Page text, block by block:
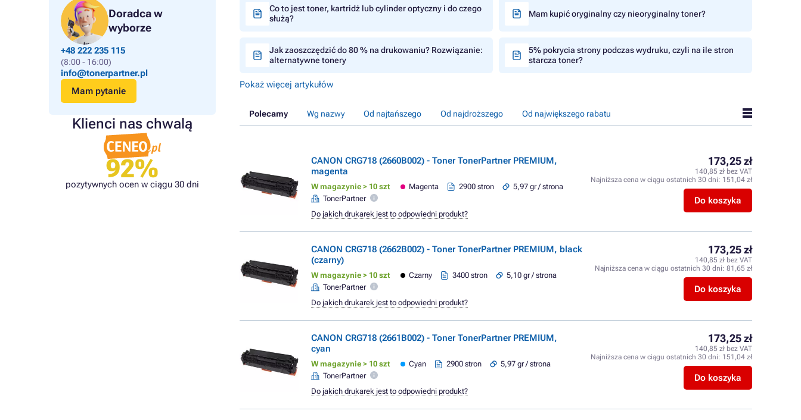
Doradca w
wyborze
+48 222 235 115
(8:00 - 16:00)
info@tonerpartner.pl
Mam pytanie
Klienci nas chwalą
92%
pozytywnych ocen w ciągu 30 dni
Co to jest toner, kartridż lub cylinder optyczny i do czego
służą?
Mam kupić oryginalny czy nieoryginalny toner?
Jak zaoszczędzić do 80 % na drukowaniu? Rozwiązanie:
alternatywne tonery
5% pokrycia strony podczas wydruku, czyli na ile stron
starcza toner?
Pokaż więcej artykułów
Polecamy Wg nazwy Od najtańszego Od najdroższego Od największego rabatu
CANON CRG718 (2660B002) - Toner TonerPartner PREMIUM,
magenta
W magazynie > 10 szt Magenta 2900 stron
5,97 gr / strona
TonerPartner
173,25 zł
140,85 zł bez VAT
Najniższa cena w ciągu ostatnich 30 dni: 151,04 zł
Do koszyka
Do jakich drukarek jest to odpowiedni produkt?
CANON CRG718 (2662B002) - Toner TonerPartner PREMIUM, black
(czarny)
W magazynie > 10 szt Czarny 3400 stron
5,10 gr / strona
TonerPartner
173,25 zł
140,85 zł bez VAT
Najniższa cena w ciągu ostatnich 30 dni: 81,65 zł
Do koszyka
Do jakich drukarek jest to odpowiedni produkt?
CANON CRG718 (2661B002) - Toner TonerPartner PREMIUM,
cyan
W magazynie > 10 szt Cyan 2900 stron
5,97 gr / strona
TonerPartner
173,25 zł
140,85 zł bez VAT
Najniższa cena w ciągu ostatnich 30 dni: 151,04 zł
Do koszyka
Do jakich drukarek jest to odpowiedni produkt?